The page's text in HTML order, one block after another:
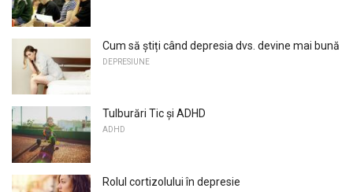
Cum să știți când depresia dvs. devine mai bună
DEPRESIUNE
Tulburări Tic și ADHD
ADHD
Rolul cortizolului în depresie